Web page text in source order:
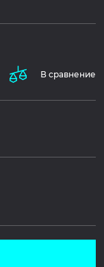
В сравнение